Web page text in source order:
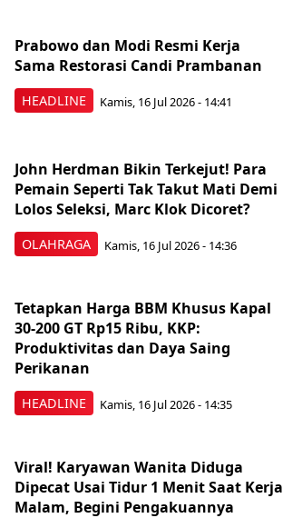
HEADLINE
Prabowo dan Modi Resmi Kerja
Sama Restorasi Candi Prambanan
Kamis, 16 Jul 2026 - 14:41
OLAHRAGA
John Herdman Bikin Terkejut! Para
Pemain Seperti Tak Takut Mati Demi
Lolos Seleksi, Marc Klok Dicoret?
Kamis, 16 Jul 2026 - 14:36
HEADLINE
Tetapkan Harga BBM Khusus Kapal
30-200 GT Rp15 Ribu, KKP:
Produktivitas dan Daya Saing
Perikanan
Kamis, 16 Jul 2026 - 14:35
Viral! Karyawan Wanita Diduga
Dipecat Usai Tidur 1 Menit Saat Kerja
Malam, Begini Pengakuannya